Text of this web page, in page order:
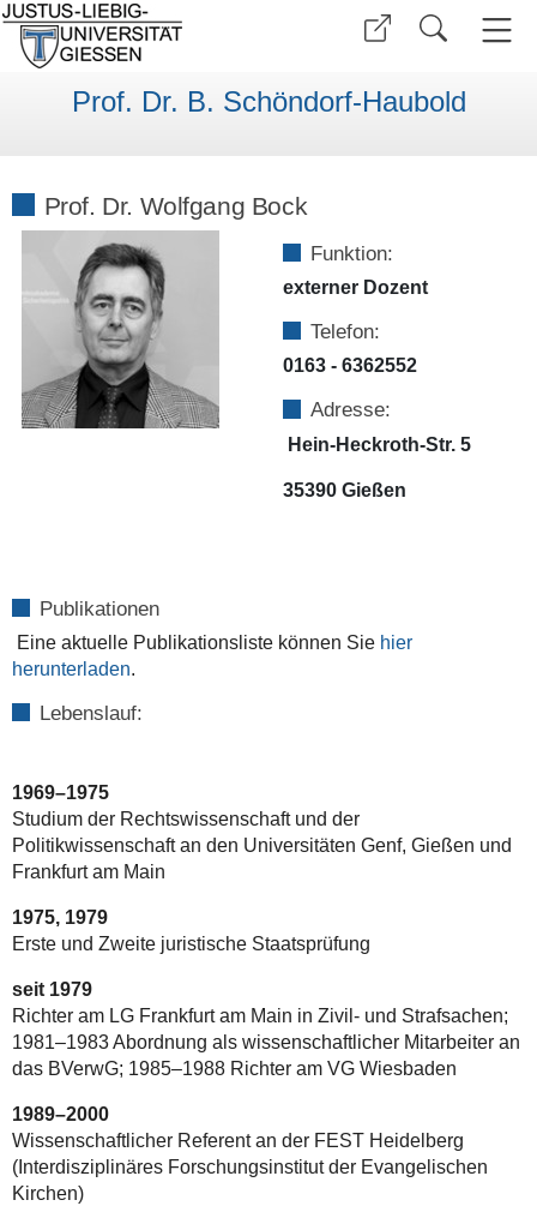
Prof. Dr. B. Schöndorf-Haubold
Prof. Dr. Wolfgang Bock
Funktion:
externer Dozent
Telefon:
0163 - 6362552
Adresse:
Hein-Heckroth-Str. 5
35390 Gießen
Publikationen
Eine aktuelle Publikationsliste können Sie hier
herunterladen.
Lebenslauf:
1969–1975
Studium der Rechtswissenschaft und der
Politikwissenschaft an den Universitäten Genf, Gießen und
Frankfurt am Main
1975, 1979
Erste und Zweite juristische Staatsprüfung
seit 1979
Richter am LG Frankfurt am Main in Zivil- und Strafsachen;
1981–1983 Abordnung als wissenschaftlicher Mitarbeiter an
das BVerwG; 1985–1988 Richter am VG Wiesbaden
1989–2000
Wissenschaftlicher Referent an der FEST Heidelberg
(Interdisziplinäres Forschungsinstitut der Evangelischen
Kirchen)